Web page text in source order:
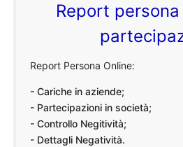
Report
Report Persona Online:
- Cariche in aziende;
- Partecipazioni in società;
- Controllo Negitività;
- Dettagli Negatività.